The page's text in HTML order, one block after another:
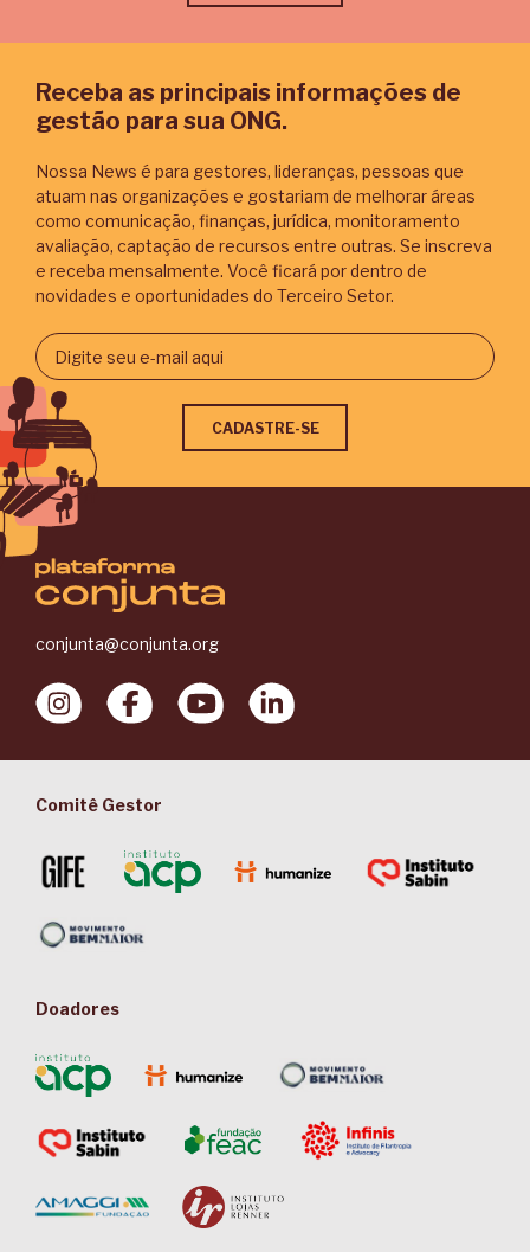
Receba as principais informações de
gestão para sua ONG.
Nossa News é para gestores, lideranças, pessoas que
atuam nas organizações e gostariam de melhorar áreas
como comunicação, finanças, jurídica, monitoramento
avaliação, captação de recursos entre outras. Se inscreva
e receba mensalmente. Você ficará por dentro de
novidades e oportunidades do Terceiro Setor.
conjunta@conjunta.org
Comitê Gestor
Doadores